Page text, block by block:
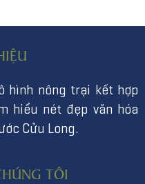
hình nông trại kết hợp
hiểu nét đẹp văn hóa
Cửu Long.
TÔI